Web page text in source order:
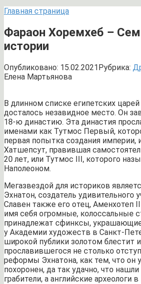
Главная страница
Фараон Хоремхеб –
истории
Опубликовано: 15.02.2021Рубрика:
Елена Мартьянова
В длинном списке египетских
досталось незавидное место. Он
18-ю династию. Эта династия
именами как Тутмос Первый,
первая попытка создания империи,
Хатшепсут, правившая
20 лет, или Тутмос III, которого
Наполеоном.
Мегазвездой для историков
Эхнатон, создатель удивительного
Славен также его отец, Аменхотеп
имя себя огромные, колоссальные
принадлежат сфинксы,
у Академии художеств в Санкт-
широкой публики золотом блестит
прославившегося не столько
реформы Эхнатона, как тем, что он
похоронен, да так удачно, что
грабители, а английские археологи в